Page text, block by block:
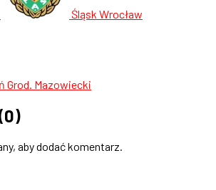
Śląsk Wrocław
Grod. Mazowiecki
aby dodać komentarz.